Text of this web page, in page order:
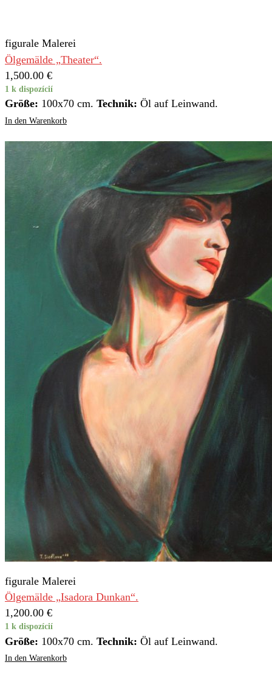
figurale Malerei
Ölgemälde „Theater“.
1,500.00 €
1 k dispozícií
Größe: 100x70 cm. Technik: Öl auf Leinwand.
In den Warenkorb
figurale Malerei
Ölgemälde „Isadora Dunkan“.
1,200.00 €
1 k dispozícií
Größe: 100x70 cm. Technik: Öl auf Leinwand.
In den Warenkorb